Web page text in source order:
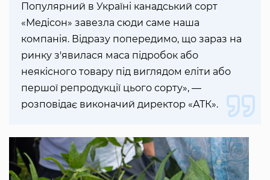
Популярний в Україні канадський сорт
«Медісон» завезла сюди саме наша
компанія. Відразу попередимо, що зараз на
ринку з'явилася маса підробок або
неякісного товару під виглядом еліти або
першої репродукції цього сорту», —
розповідає виконачий директор «АТК».